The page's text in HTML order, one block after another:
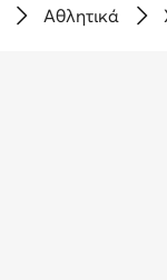
Αθλητικά